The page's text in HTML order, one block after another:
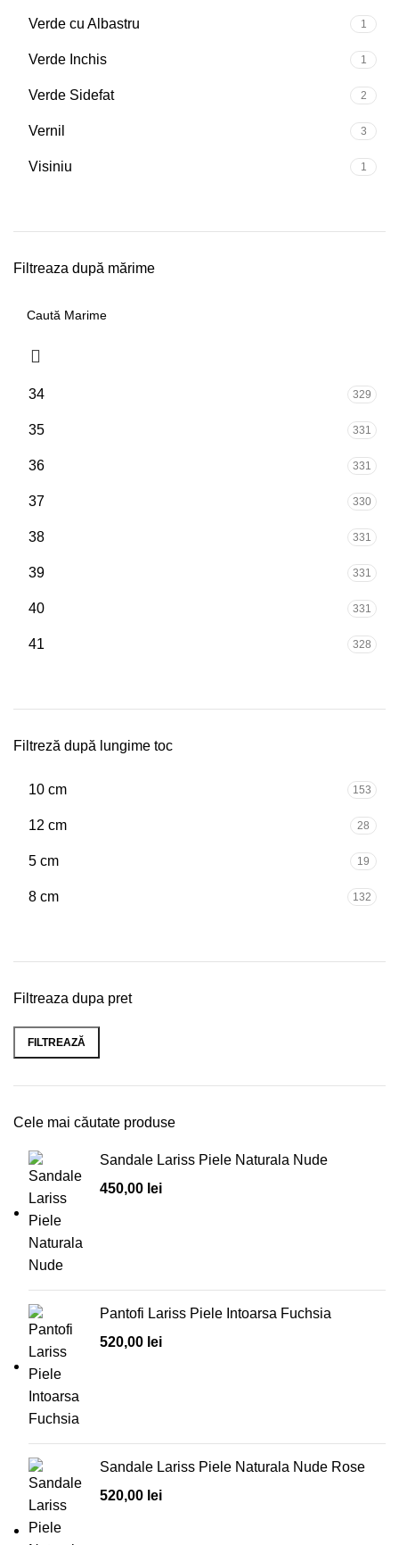
Verde cu Albastru 1
Verde Inchis 1
Verde Sidefat 2
Vernil 3
Visiniu 1
Filtreaza după mărime
34 329
35 331
36 331
37 330
38 331
39 331
40 331
41 328
Filtreză după lungime toc
10 cm 153
12 cm 28
5 cm 19
8 cm 132
Filtreaza dupa pret
FILTREAZĂ
Cele mai căutate produse
Sandale Lariss Piele Naturala Nude
450,00 lei
Pantofi Lariss Piele Intoarsa Fuchsia
520,00 lei
Sandale Lariss Piele Naturala Nude Rose
520,00 lei